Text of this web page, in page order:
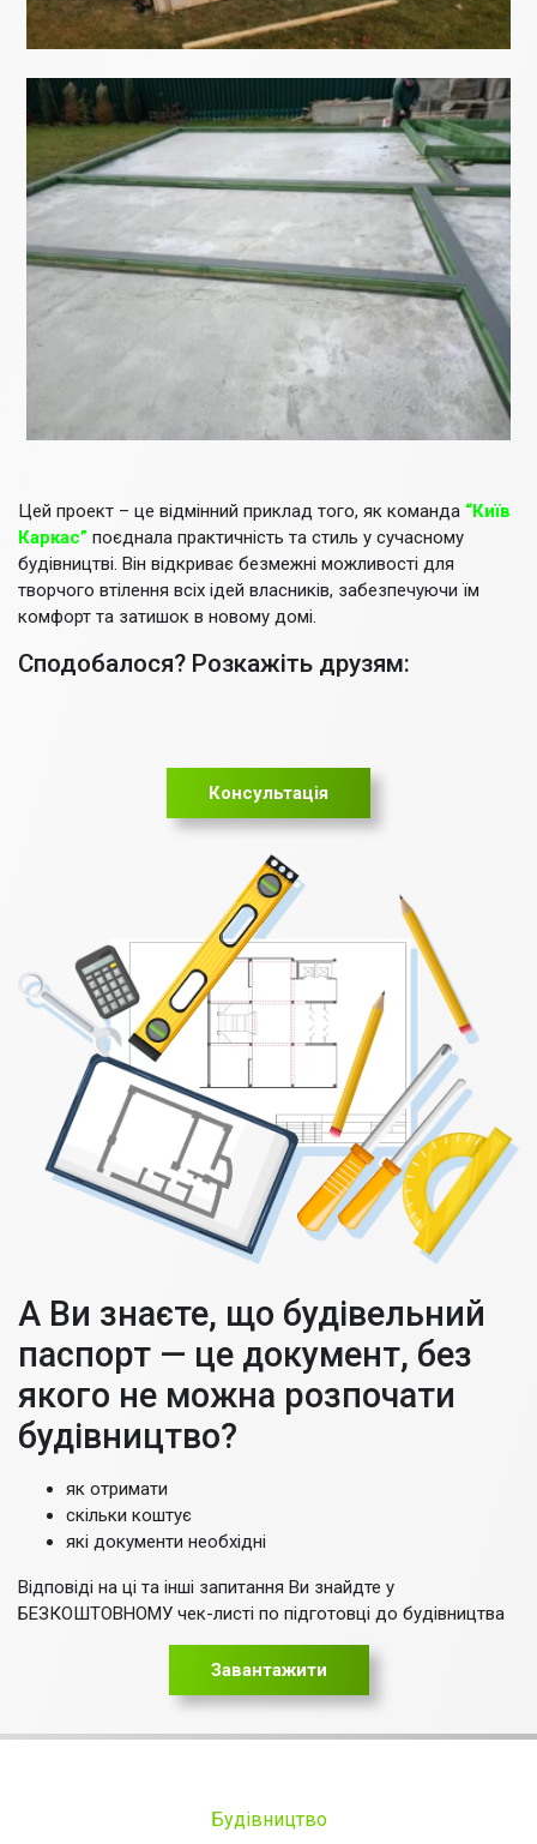
Цей проект – це відмінний приклад того, як команда “Київ
Каркас” поєднала практичність та стиль у сучасному
будівництві. Він відкриває безмежні можливості для
творчого втілення всіх ідей власників, забезпечуючи їм
комфорт та затишок в новому домі.
Сподобалося? Розкажіть друзям:
Консультація
А Ви знаєте, що будівельний
паспорт — це документ, без
якого не можна розпочати
будівництво?
як отримати
скільки коштує
які документи необхідні
Відповіді на ці та інші запитання Ви знайдте у
БЕЗКОШТОВНОМУ чек-листі по підготовці до будівництва
Завантажити
Будівництво